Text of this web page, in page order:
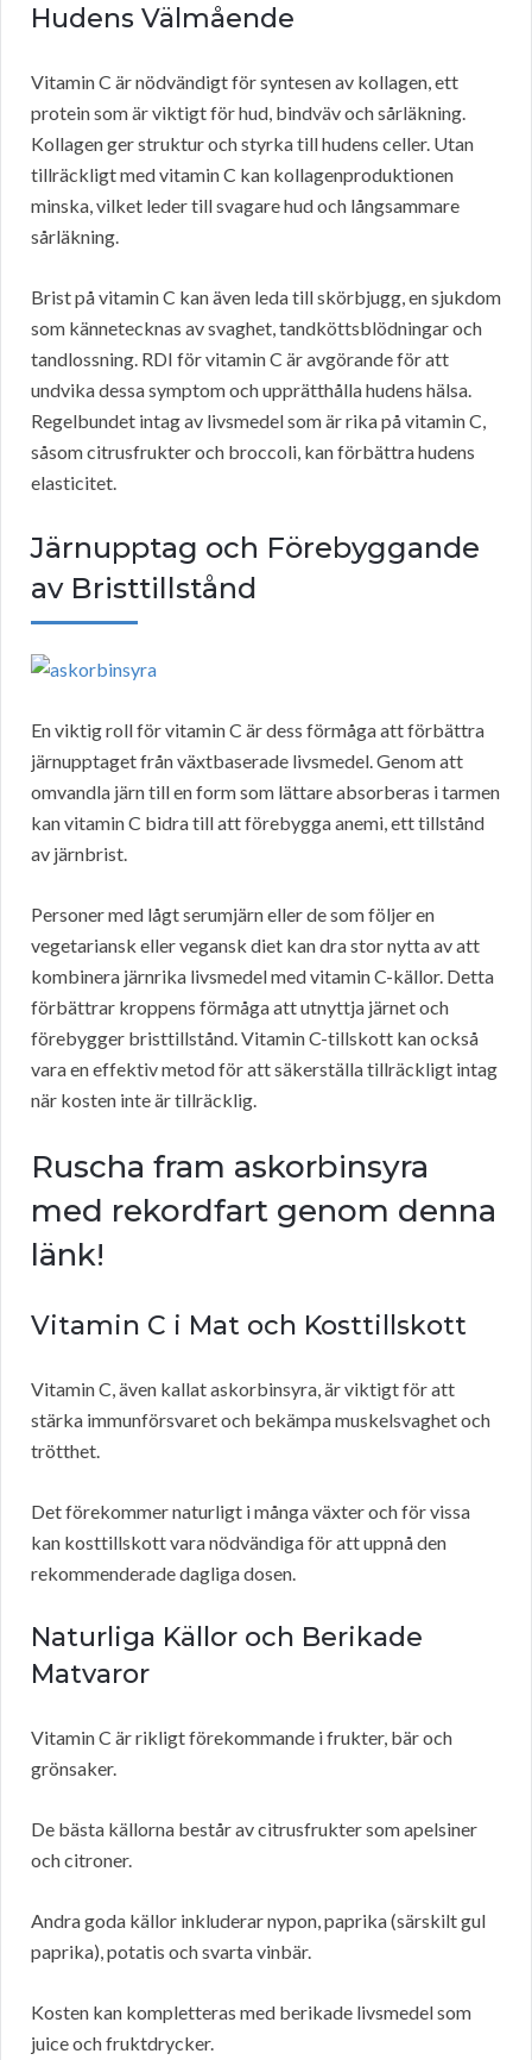
Hudens Välmående
Vitamin C är nödvändigt för syntesen av kollagen, ett
protein som är viktigt för hud, bindväv och sårläkning.
Kollagen ger struktur och styrka till hudens celler. Utan
tillräckligt med vitamin C kan kollagenproduktionen
minska, vilket leder till svagare hud och långsammare
sårläkning.
Brist på vitamin C kan även leda till skörbjugg, en sjukdom
som kännetecknas av svaghet, tandköttsblödningar och
tandlossning. RDI för vitamin C är avgörande för att
undvika dessa symptom och upprätthålla hudens hälsa.
Regelbundet intag av livsmedel som är rika på vitamin C,
såsom citrusfrukter och broccoli, kan förbättra hudens
elasticitet.
Järnupptag och Förebyggande
av Bristtillstånd
En viktig roll för vitamin C är dess förmåga att förbättra
järnupptaget från växtbaserade livsmedel. Genom att
omvandla järn till en form som lättare absorberas i tarmen
kan vitamin C bidra till att förebygga anemi, ett tillstånd
av järnbrist.
Personer med lågt serumjärn eller de som följer en
vegetariansk eller vegansk diet kan dra stor nytta av att
kombinera järnrika livsmedel med vitamin C-källor. Detta
förbättrar kroppens förmåga att utnyttja järnet och
förebygger bristtillstånd. Vitamin C-tillskott kan också
vara en effektiv metod för att säkerställa tillräckligt intag
när kosten inte är tillräcklig.
Ruscha fram askorbinsyra
med rekordfart genom denna
länk!
Vitamin C i Mat och Kosttillskott
Vitamin C, även kallat askorbinsyra, är viktigt för att
stärka immunförsvaret och bekämpa muskelsvaghet och
trötthet.
Det förekommer naturligt i många växter och för vissa
kan kosttillskott vara nödvändiga för att uppnå den
rekommenderade dagliga dosen.
Naturliga Källor och Berikade
Matvaror
Vitamin C är rikligt förekommande i frukter, bär och
grönsaker.
De bästa källorna består av citrusfrukter som apelsiner
och citroner.
Andra goda källor inkluderar nypon, paprika (särskilt gul
paprika), potatis och svarta vinbär.
Kosten kan kompletteras med berikade livsmedel som
juice och fruktdrycker.